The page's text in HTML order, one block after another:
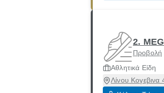
2.
Προβολή
Αθλητικά Είδη
Λίνου